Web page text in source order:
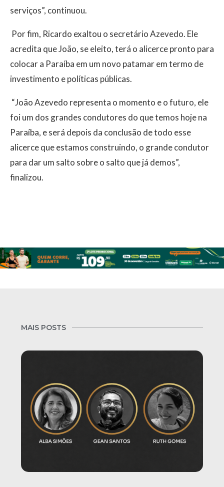
serviços”, continuou.
Por fim, Ricardo exaltou o secretário Azevedo. Ele
acredita que João, se eleito, terá o alicerce pronto para
colocar a Paraíba em um novo patamar em termo de
investimento e políticas públicas.
“João Azevedo representa o momento e o futuro, ele
foi um dos grandes condutores do que temos hoje na
Paraíba, e será depois da conclusão de todo esse
alicerce que estamos construindo, o grande condutor
para dar um salto sobre o salto que já demos”,
finalizou.
MAIS POSTS